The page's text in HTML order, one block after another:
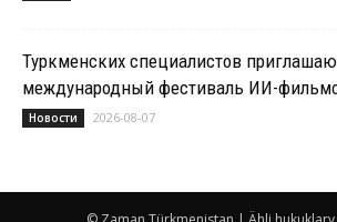
Туркменских специалистов
международный фестиваль ИИ-
Новости 2026-08-07